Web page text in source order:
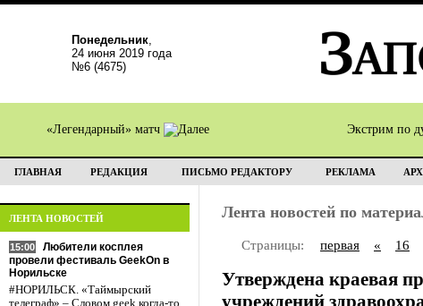
Понедельник,
24 июня 2019 года
№6 (4675)
«Легендарный» матч Экстрим по
ГЛАВНАЯ РЕДАКЦИЯ ПИСЬМО РЕДАКТОРУ РЕКЛАМА
ЛЕНТА НОВОСТЕЙ
15:00
Любители косплея
провели фестиваль GeekOn в
Норильске
#НОРИЛЬСК. «Таймырский
телеграф» – Словом geek когда-то
Лента новостей по
Страницы: первая « 16
Утверждена краевая
учреждений